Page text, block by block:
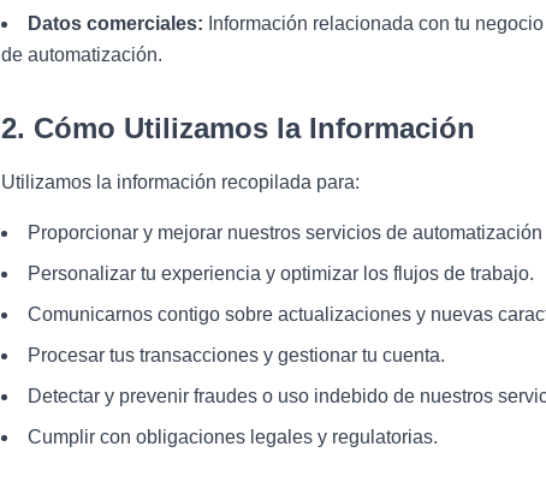
Datos comerciales: Información relacionada con tu
de automatización.
2. Cómo Utilizamos la Información
Utilizamos la información recopilada para:
Proporcionar y mejorar nuestros servicios de automatización
Personalizar tu experiencia y optimizar los flujos de trabajo.
Comunicarnos contigo sobre actualizaciones y nuevas
Procesar tus transacciones y gestionar tu cuenta.
Detectar y prevenir fraudes o uso indebido de nuestros
Cumplir con obligaciones legales y regulatorias.